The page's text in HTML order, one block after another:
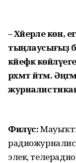
– Хәйерле көн,
тыңлаусығыҙ
кәйефкә
рәхмәт әйтәм.
Филүс:
элек,